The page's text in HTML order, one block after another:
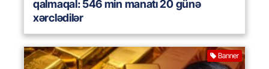
qalmaqal: 546 min manatı 20 günə
xərclədilər
Banner